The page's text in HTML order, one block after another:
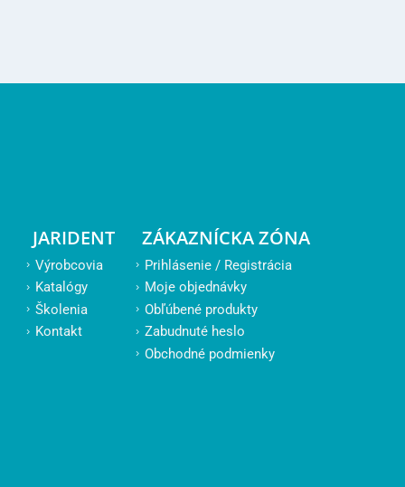
JARIDENT
Výrobcovia
Katalógy
Školenia
Kontakt
ZÁKAZNÍCKA ZÓNA
Prihlásenie / Registrácia
Moje objednávky
Obľúbené produkty
Zabudnuté heslo
Obchodné podmienky